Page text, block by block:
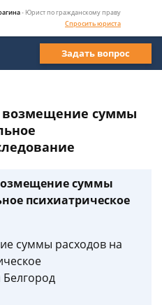
- Юрист по гражданскому праву
Спросить юриста
Задать вопрос
возмещение суммы
суммы
психиатрическое
суммы расходов на